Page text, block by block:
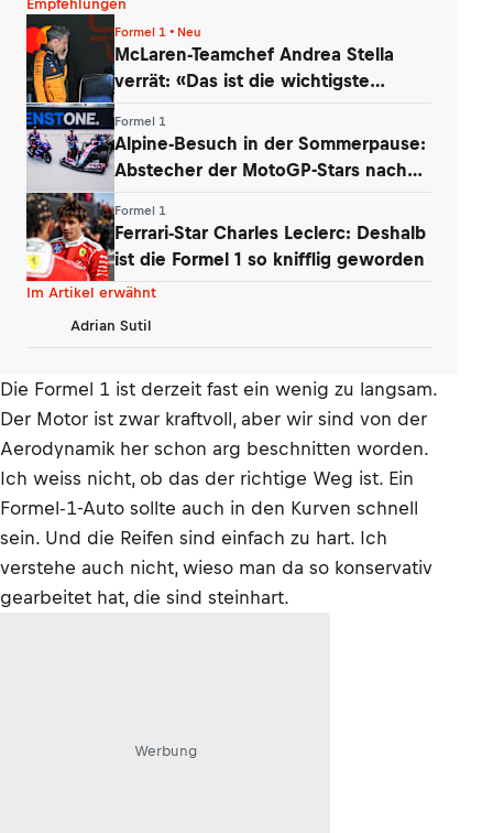
Empfehlungen
Formel 1 • Neu
McLaren-Teamchef Andrea Stella
verrät: «Das ist die wichtigste
Formel 1
Alpine-Besuch in der Sommerpause:
Abstecher der MotoGP-Stars nach
Formel 1
Ferrari-Star Charles Leclerc: Deshalb
ist die Formel 1 so knifflig geworden
Im Artikel erwähnt
Adrian Sutil
Die Formel 1 ist derzeit fast ein wenig zu langsam.
Der Motor ist zwar kraftvoll, aber wir sind von der
Aerodynamik her schon arg beschnitten worden.
Ich weiss nicht, ob das der richtige Weg ist. Ein
Formel-1-Auto sollte auch in den Kurven schnell
sein. Und die Reifen sind einfach zu hart. Ich
verstehe auch nicht, wieso man da so konservativ
gearbeitet hat, die sind steinhart.
Werbung